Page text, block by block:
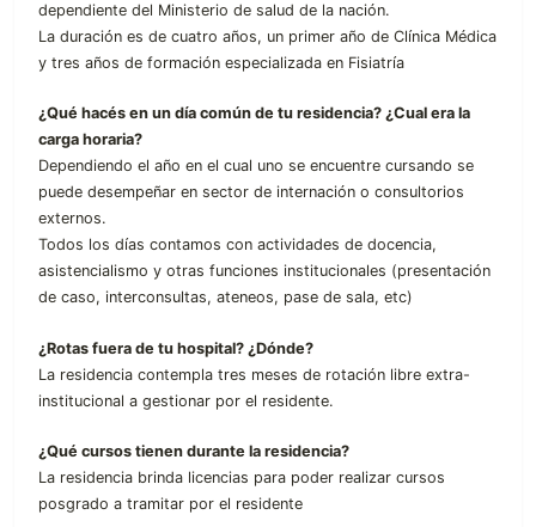
dependiente del Ministerio de salud de la nación.
La duración es de cuatro años, un primer año de Clínica Médica
y tres años de formación especializada en Fisiatría
¿Qué hacés en un día común de tu residencia? ¿Cual era la
carga horaria?
Dependiendo el año en el cual uno se encuentre cursando se
puede desempeñar en sector de internación o consultorios
externos.
Todos los días contamos con actividades de docencia,
asistencialismo y otras funciones institucionales (presentación
de caso, interconsultas, ateneos, pase de sala, etc)
¿Rotas fuera de tu hospital? ¿Dónde?
La residencia contempla tres meses de rotación libre extra-
institucional a gestionar por el residente.
¿Qué cursos tienen durante la residencia?
La residencia brinda licencias para poder realizar cursos
posgrado a tramitar por el residente